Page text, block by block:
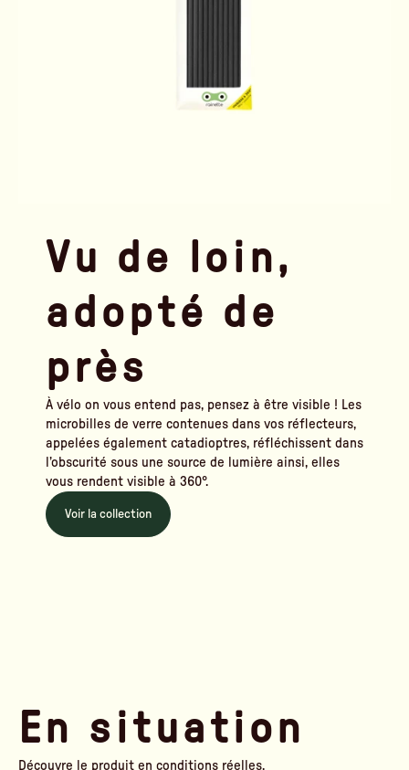
Vu de loin,
adopté de
près
À vélo on vous entend pas, pensez à être visible ! Les
microbilles de verre contenues dans vos réflecteurs,
appelées également catadioptres, réfléchissent dans
l’obscurité sous une source de lumière ainsi, elles
vous rendent visible à 360°.
Voir la collection
En situation
Découvre le produit en conditions réelles.